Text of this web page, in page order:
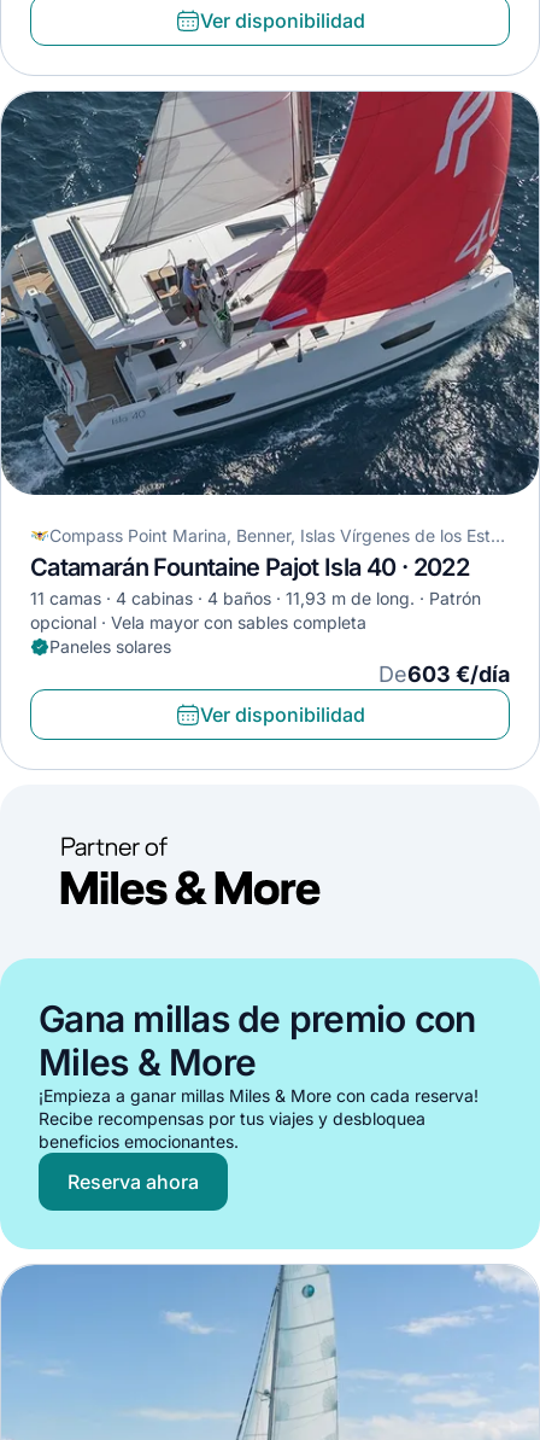
Ver disponibilidad
Compass Point Marina, Benner, Islas Vírgenes de los Estados Unidos
Catamarán Fountaine Pajot Isla 40 · 2022
11 camas 4 cabinas 4 baños 11,93 m de long.
Patrón
opcional
Vela mayor con sables completa
Paneles solares
De603 €/día
Ver disponibilidad
Gana millas de premio con
Miles & More
¡Empieza a ganar millas Miles & More con cada reserva!
Recibe recompensas por tus viajes y desbloquea
beneficios emocionantes.
Reserva ahora